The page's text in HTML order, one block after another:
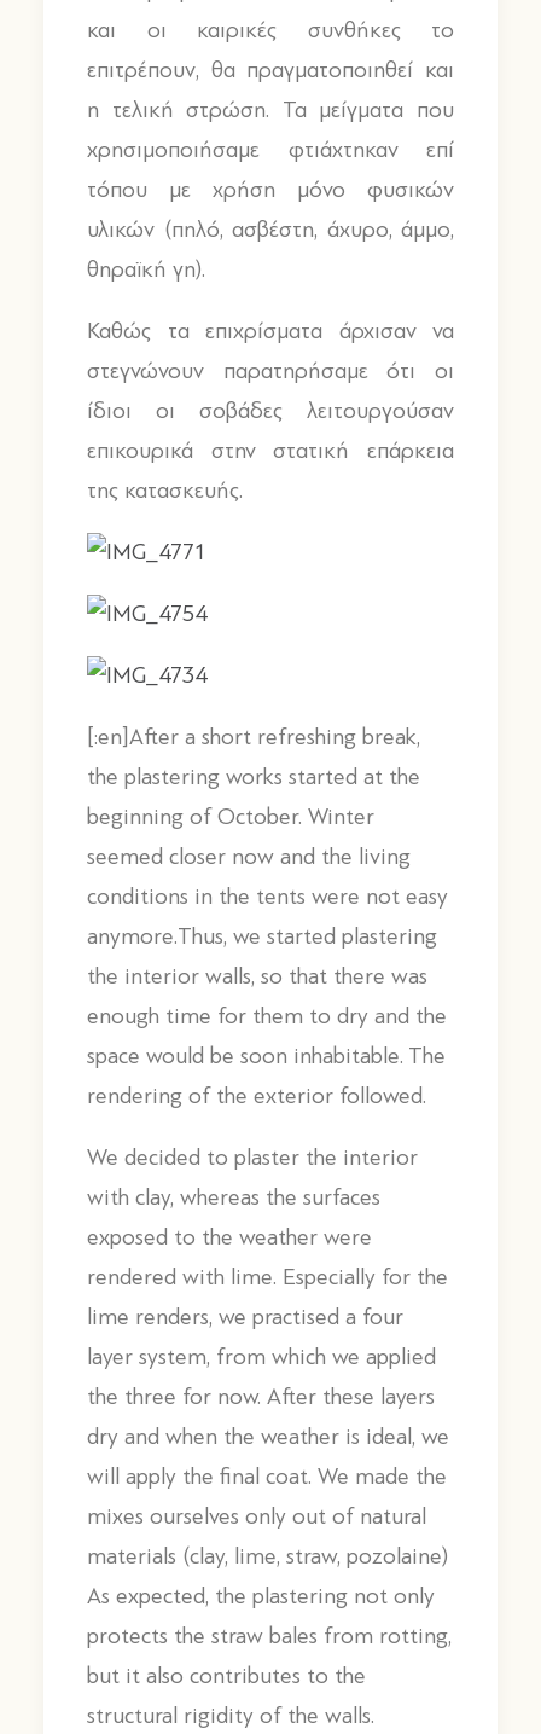
και οι καιρικές συνθήκες το
επιτρέπουν, θα πραγματοποιηθεί και
η τελική στρώση. Τα μείγματα που
χρησιμοποιήσαμε φτιάχτηκαν επί
τόπου με χρήση μόνο φυσικών
υλικών (πηλό, ασβέστη, άχυρο, άμμο,
θηραϊκή γη).
Καθώς τα επιχρίσματα άρχισαν να
στεγνώνουν παρατηρήσαμε ότι οι
ίδιοι οι σοβάδες λειτουργούσαν
επικουρικά στην στατική επάρκεια
της κατασκευής.
[:en]After a short refreshing break,
the plastering works started at the
beginning of October. Winter
seemed closer now and the living
conditions in the tents were not easy
anymore.Thus, we started plastering
the interior walls, so that there was
enough time for them to dry and the
space would be soon inhabitable. The
rendering of the exterior followed.
We decided to plaster the interior
with clay, whereas the surfaces
exposed to the weather were
rendered with lime. Especially for the
lime renders, we practised a four
layer system, from which we applied
the three for now. After these layers
dry and when the weather is ideal, we
will apply the final coat. We made the
mixes ourselves only out of natural
materials (clay, lime, straw, pozolaine)
As expected, the plastering not only
protects the straw bales from rotting,
but it also contributes to the
structural rigidity of the walls.